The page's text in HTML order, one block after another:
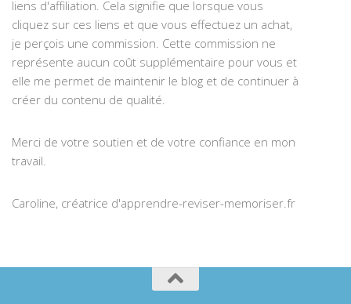
liens d'affiliation. Cela signifie que lorsque vous
cliquez sur ces liens et que vous effectuez un achat,
je perçois une commission. Cette commission ne
représente aucun coût supplémentaire pour vous et
elle me permet de maintenir le blog et de continuer à
créer du contenu de qualité.
Merci de votre soutien et de votre confiance en mon
travail.
Caroline, créatrice d'apprendre-reviser-memoriser.fr